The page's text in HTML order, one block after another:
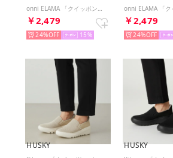
￥2,479
24% 15
￥2,479
24%
HUSKY HUSKY